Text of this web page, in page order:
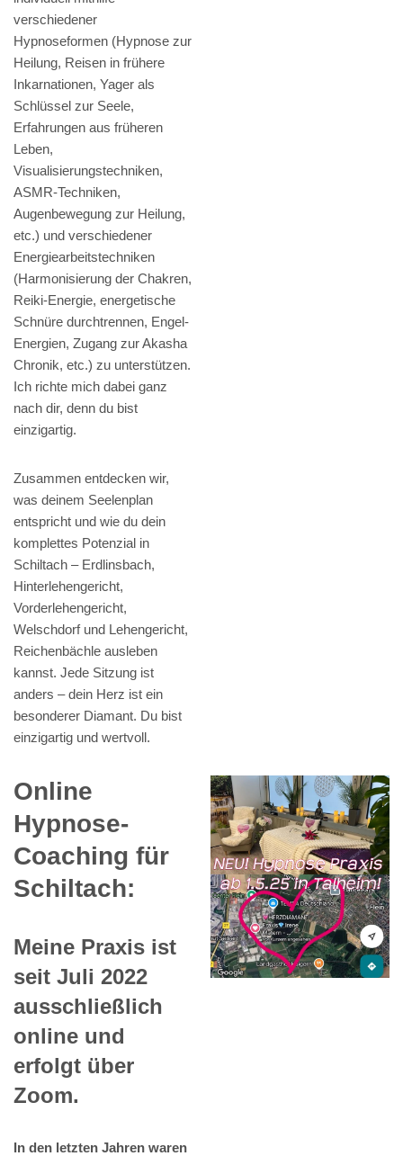
verschiedener
Hypnoseformen (Hypnose zur
Heilung, Reisen in frühere
Inkarnationen, Yager als
Schlüssel zur Seele,
Erfahrungen aus früheren
Leben,
Visualisierungstechniken,
ASMR-Techniken,
Augenbewegung zur Heilung,
etc.) und verschiedener
Energiearbeitstechniken
(Harmonisierung der Chakren,
Reiki-Energie, energetische
Schnüre durchtrennen, Engel-
Energien, Zugang zur Akasha
Chronik, etc.) zu unterstützen.
Ich richte mich dabei ganz
nach dir, denn du bist
einzigartig.
Zusammen entdecken wir,
was deinem Seelenplan
entspricht und wie du dein
komplettes Potenzial in
Schiltach – Erdlinsbach,
Hinterlehengericht,
Vorderlehengericht,
Welschdorf und Lehengericht,
Reichenbächle ausleben
kannst. Jede Sitzung ist
anders – dein Herz ist ein
besonderer Diamant. Du bist
einzigartig und wertvoll.
Online
Hypnose-
Coaching für
Schiltach:
Meine Praxis ist
seit Juli 2022
ausschließlich
online und
erfolgt über
Zoom.
In den letzten Jahren waren